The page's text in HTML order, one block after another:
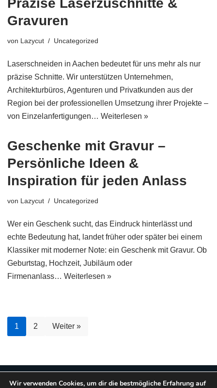
Gravuren
von Lazycut Uncategorized
Laserschneiden in Aachen bedeutet für uns mehr als nur
präzise Schnitte. Wir unterstützen Unternehmen,
Architekturbüros, Agenturen und Privatkunden aus der
Region bei der professionellen Umsetzung ihrer Projekte –
von Einzelanfertigungen… Weiterlesen »
Geschenke mit Gravur –
Persönliche Ideen &
Inspiration für jeden Anlass
von Lazycut Uncategorized
Wer ein Geschenk sucht, das Eindruck hinterlässt und
echte Bedeutung hat, landet früher oder später bei einem
Klassiker mit moderner Note: ein Geschenk mit Gravur. Ob
Geburtstag, Hochzeit, Jubiläum oder
Firmenanlass… Weiterlesen »
1 2 Weiter »
Wir verwenden Cookies, um dir die bestmögliche Erfahrung auf